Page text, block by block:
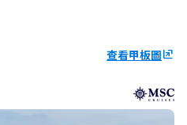
查看甲板圖ungroup